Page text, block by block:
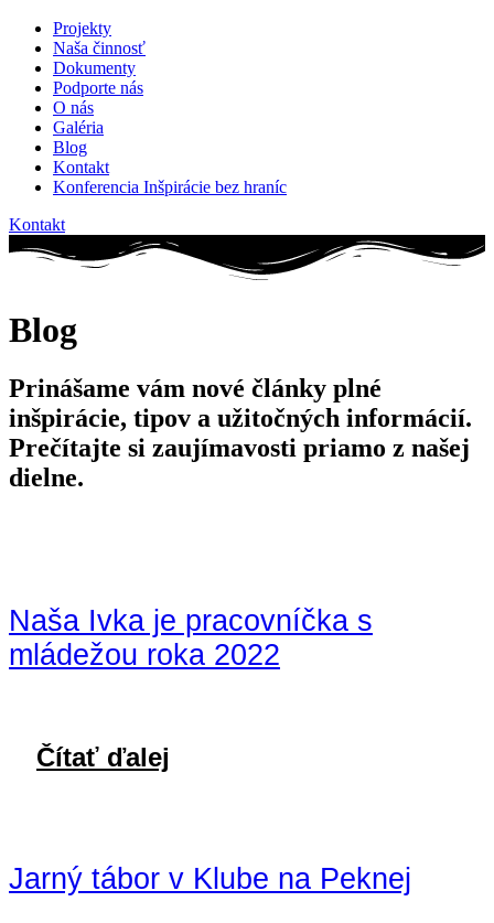
Projekty
Naša činnosť
Dokumenty
Podporte nás
O nás
Galéria
Blog
Kontakt
Konferencia Inšpirácie bez hraníc
Kontakt
Blog
Prinášame vám nové články plné
inšpirácie, tipov a užitočných informácií.
Prečítajte si zaujímavosti priamo z našej
dielne.
Naša Ivka je pracovníčka s
mládežou roka 2022
Čítať ďalej
Jarný tábor v Klube na Peknej